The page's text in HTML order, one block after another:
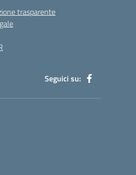
trasparente
Seguici su: